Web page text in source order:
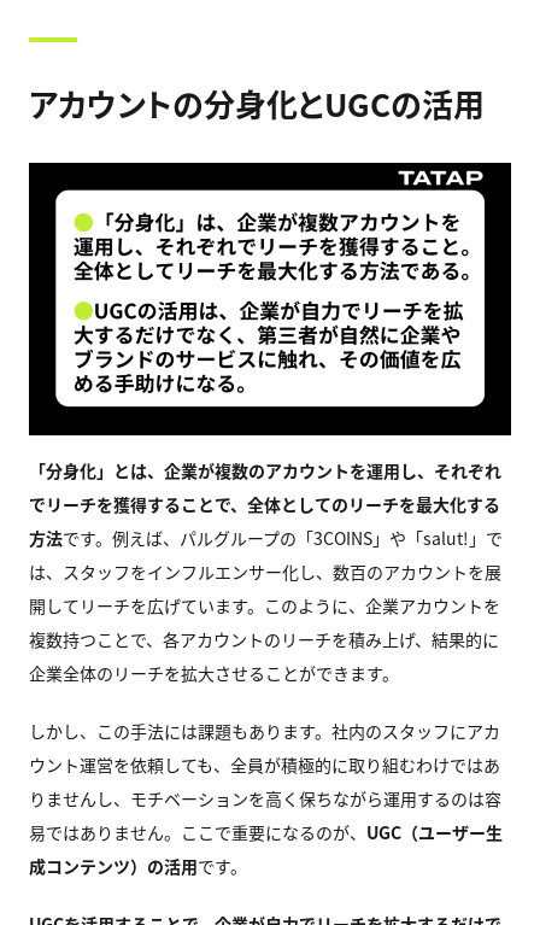
アカウントの分身化とUGCの活用
「分身化」とは、企業が複数のアカウントを運用し、それぞれ
でリーチを獲得することで、全体としてのリーチを最大化する
方法です。例えば、パルグループの「3COINS」や「salut!」で
は、スタッフをインフルエンサー化し、数百のアカウントを展
開してリーチを広げています。このように、企業アカウントを
複数持つことで、各アカウントのリーチを積み上げ、結果的に
企業全体のリーチを拡大させることができます。
しかし、この手法には課題もあります。社内のスタッフにアカ
ウント運営を依頼しても、全員が積極的に取り組むわけではあ
りませんし、モチベーションを高く保ちながら運用するのは容
易ではありません。ここで重要になるのが、 UGC（ユーザー生
成コンテンツ）の活用です。